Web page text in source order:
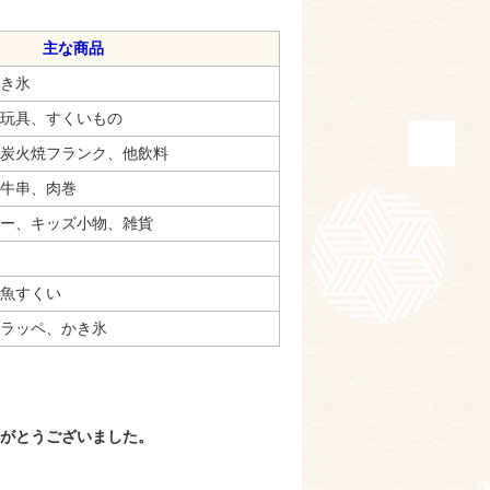
主な商品
ナナ、かき氷
具、すくいもの
火焼フランク、他飲料
串、肉巻
、キッズ小物、雑貨
すくい
ッペ、かき氷
とうございました。